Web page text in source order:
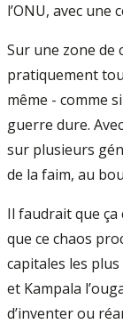
l’ONU, avec
Sur une zone de
pratiquement
même - comme
guerre dure.
sur plusieurs
de la faim, au
Il faudrait que ça
que ce chaos
capitales les
et Kampala
d’inventer ou